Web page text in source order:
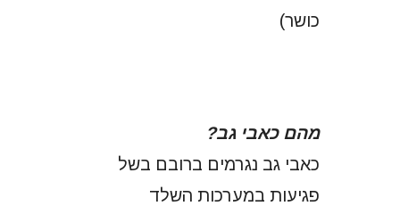
כושר)
מהם כאבי גב?
כאבי גב נגרמים ברובם בשל
פגיעות במערכות השלד